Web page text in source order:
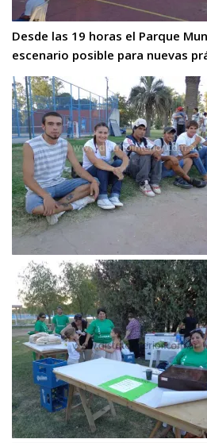
Desde las 19 horas el Parque
escenario posible para nuevas